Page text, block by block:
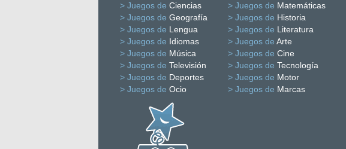
> Juegos de Ciencias > Juegos de Matemáticas
> Juegos de Geografía > Juegos de Historia
> Juegos de Lengua > Juegos de Literatura
> Juegos de Idiomas > Juegos de Arte
> Juegos de Música > Juegos de Cine
> Juegos de Televisión > Juegos de Tecnología
> Juegos de Deportes > Juegos de Motor
> Juegos de Ocio > Juegos de Marcas